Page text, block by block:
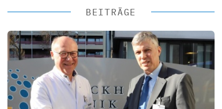
BEITRÄGE